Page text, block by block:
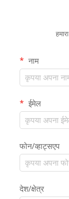
नाम
ईमेल
फोन/व्हाट्सएप
देश/क्षेत्र